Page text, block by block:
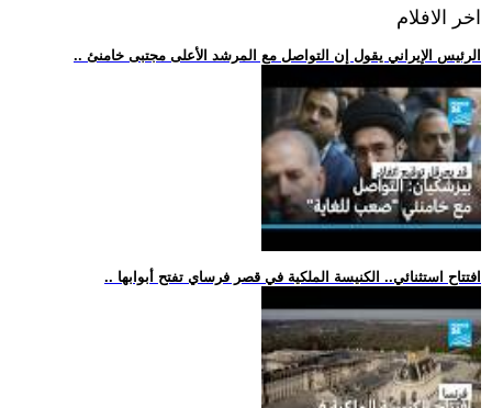
اخر الافلام
.. الرئيس الإيراني يقول إن التواصل مع المرشد الأعلى مجتبى خامنئ
.. افتتاح استثنائي.. الكنيسة الملكية في قصر فرساي تفتح أبوابها